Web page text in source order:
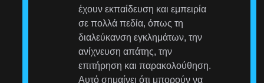
έχουν εκπαίδευση και εμπειρία
σε πολλά πεδία, όπως τη
διαλεύκανση εγκλημάτων, την
ανίχνευση απάτης, την
επιτήρηση και παρακολούθηση.
Αυτό σημαίνει ότι μπορούν να